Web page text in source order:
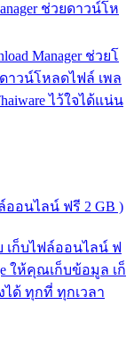
ช่วยดาวน์โห
Manager ช่วยโ
าวน์โหลดไฟล์ เพล
ไว้ใจได้แน่น
ออนไลน์ ฟรี 2 GB )
เก็บไฟล์ออนไลน์ ฟ
ให้คุณเก็บข้อมูล เก็
ด้ ทุกที่ ทุกเวลา